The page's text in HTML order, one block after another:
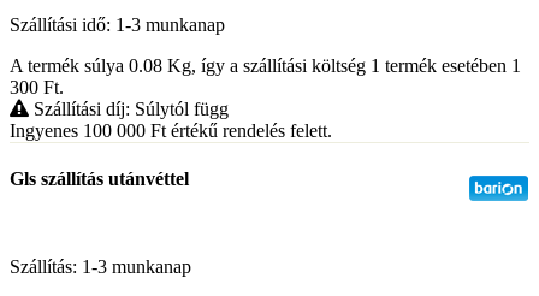
Szállítási idő: 1-3 munkanap
A termék súlya 0.08 Kg, így a szállítási költség 1 termék esetében 1
300 Ft.
Szállítási díj: Súlytól függ
Ingyenes 100 000 Ft értékű rendelés felett.
Gls szállítás utánvéttel
Szállítás: 1-3 munkanap